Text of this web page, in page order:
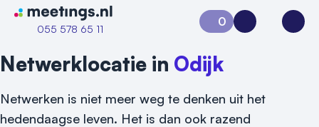
Naar home van Meetings
055 578 65 11
0
Aanvraag 0Inloggen
Netwerklocatie in Odijk
Netwerken is niet meer weg te denken uit het
hedendaagse leven. Het is dan ook razend